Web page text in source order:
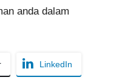
anda dalam
LinkedIn